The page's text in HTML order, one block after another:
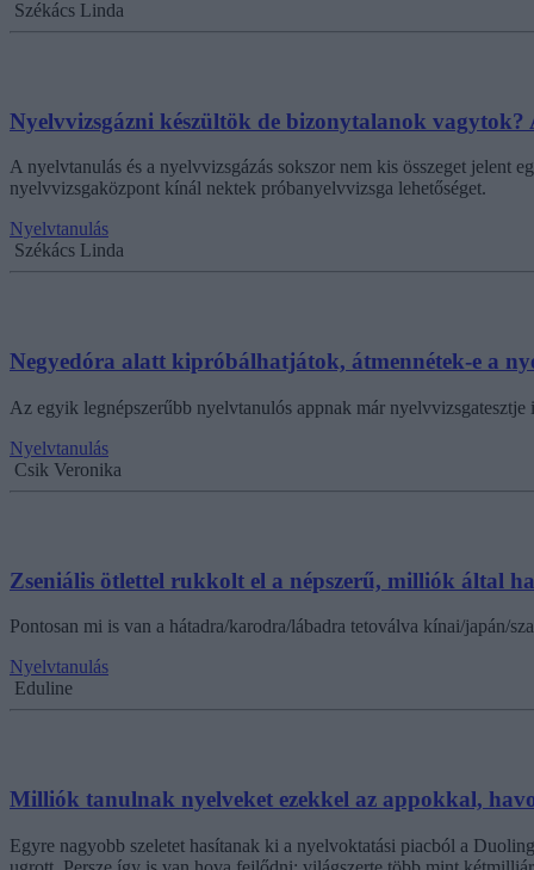
Székács Linda
Nyelvvizsgázni készültök de bizonytalanok
A nyelvtanulás és a nyelvvizsgázás sokszor nem kis összeget jelent
nyelvvizsgaközpont kínál nektek próbanyelvvizsga lehetőséget.
Nyelvtanulás
Székács Linda
Negyedóra alatt kipróbálhatjátok, átmennétek-e a
Az egyik legnépszerűbb nyelvtanulós appnak már
Nyelvtanulás
Csik Veronika
Zseniális ötlettel rukkolt el a népszerű, milliók által
Pontosan mi is van a hátadra/karodra/lábadra tetoválva kínai/japán/
Nyelvtanulás
Eduline
Milliók tanulnak nyelveket ezekkel az appokkal,
Egyre nagyobb szeletet hasítanak ki a nyelvoktatási piacból a